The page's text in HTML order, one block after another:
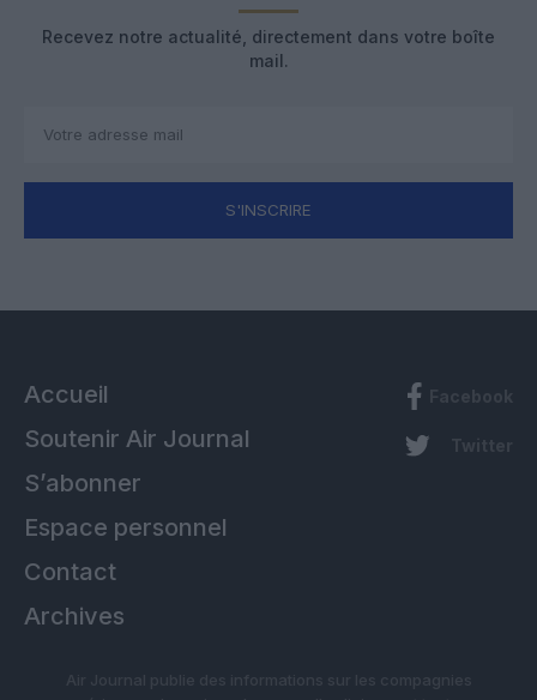
Recevez notre actualité, directement dans votre boîte
mail.
S'INSCRIRE
Accueil
Soutenir Air Journal
S’abonner
Espace personnel
Contact
Archives